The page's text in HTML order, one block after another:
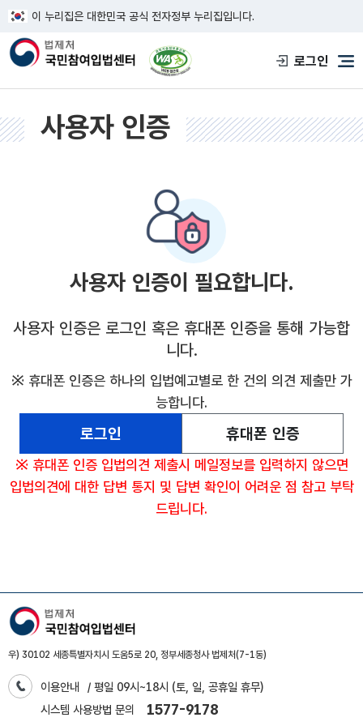
이 누리집은 대한민국 공식 전자정부 누리집입니다.
한국웹접근성인증평가원 웹접근성 사이
로그인
메
사용자 인증
사용자 인증이 필요합니다.
사용자 인증은 로그인 혹은 휴대폰 인증을 통해 가능합
니다.
※ 휴대폰 인증은 하나의 입법예고별로 한 건의 의견 제출만 가
능합니다.
로그인 휴대폰 인증
※ 휴대폰 인증 입법의견 제출시 메일정보를 입력하지 않으면
입법의견에 대한 답변 통지 및 답변 확인이 어려운 점 참고 부탁
드립니다.
우) 30102 세종특별자치시 도움5로 20, 정부세종청사 법제처(7-1동)
이용안내
/ 평일 09시~18시 (토, 일, 공휴일 휴무)
시스템 사용방법 문의
1577-9178